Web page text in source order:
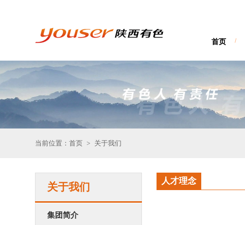
首页 /
当前位置：首页 > 关于我们
关于我们
集团简介
人才理念